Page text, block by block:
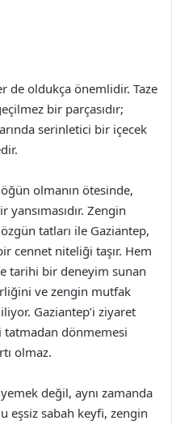
de oldukça önemlidir. Taze
bir parçasıdır;
serinletici bir içecek
olmanın ötesinde,
Zengin
tatları ile Gaziantep,
cennet niteliği taşır. Hem
tarihi bir deneyim sunan
ve zengin mutfak
Gaziantep’i ziyaret
tatmadan dönmemesi
olmaz.
değil, aynı zamanda
eşsiz sabah keyfi, zengin